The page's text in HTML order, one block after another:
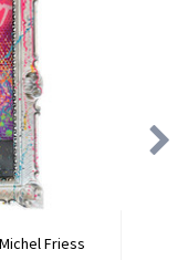
Friess